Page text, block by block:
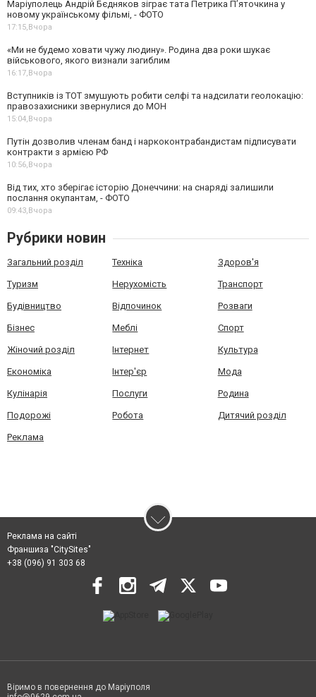
Маріуполець Андрій Бєдняков зіграє тата Петрика П’яточкина у
новому українському фільмі, - ФОТО
17:15,Вчора
«Ми не будемо ховати чужу людину». Родина два роки шукає
військового, якого визнали загиблим
16:17,Вчора
Вступників із ТОТ змушують робити селфі та надсилати геолокацію:
правозахисники звернулися до МОН
15:04,Вчора
Путін дозволив членам банд і наркоконтрабандистам підписувати
контракти з армією РФ
10:56,Вчора
Від тих, хто зберігає історію Донеччини: на снаряді залишили
послання окупантам, - ФОТО
09:43,Вчора
Рубрики новин
Загальний розділ Техніка Здоров'я
Туризм Нерухомість Транспорт
Будівництво Відпочинок Розваги
Бізнес Меблі Спорт
Жіночий розділ Інтернет Культура
Економіка Інтер'єр Мода
Кулінарія Послуги Родина
Подорожі Робота Дитячий розділ
Реклама
Реклама на сайті
Франшиза "CitySites"
+38 (096) 91 303 68
Віримо в повернення до Маріуполя